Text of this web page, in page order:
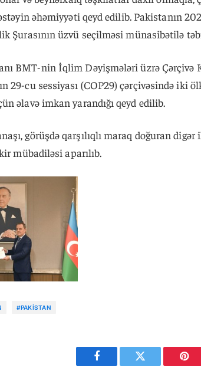
əhəmiyyəti qeyd edilib. Pakistanın
Şurasının üzvü seçilməsi münasibətilə
BMT-nin İqlim Dəyişmələri üzrə Çərçivə
29-cu sessiyası (COP29) çərçivəsində iki
əlavə imkan yarandığı qeyd edilib.
görüşdə qarşılıqlı maraq doğuran
mübadiləsi aparılıb.
#PAKISTAN
Facebook Twitter